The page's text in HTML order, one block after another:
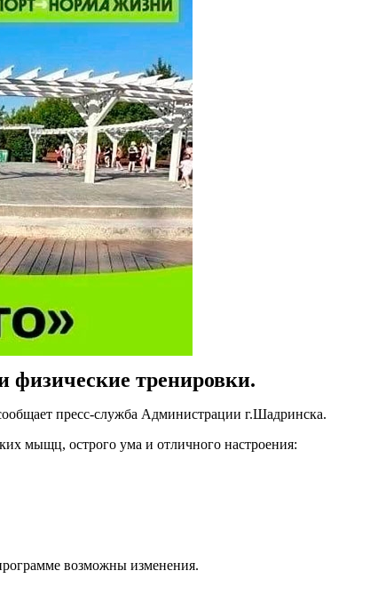
физические тренировки.
пресс-служба Администрации г.Шадринска.
мыщц, острого ума и отличного настроения:
возможны изменения.